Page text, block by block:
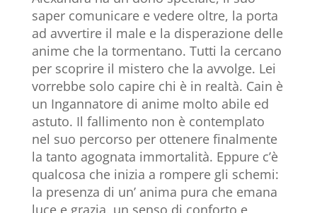
saper comunicare e vedere oltre, la porta
ad avvertire il male e la disperazione delle
anime che la tormentano. Tutti la cercano
per scoprire il mistero che la avvolge. Lei
vorrebbe solo capire chi è in realtà. Cain è
un Ingannatore di anime molto abile ed
astuto. Il fallimento non è contemplato
nel suo percorso per ottenere finalmente
la tanto agognata immortalità. Eppure c’è
qualcosa che inizia a rompere gli schemi:
la presenza di un’ anima pura che emana